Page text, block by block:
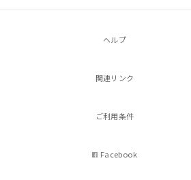
ヘルプ
関連リンク
ご利用条件
Facebook